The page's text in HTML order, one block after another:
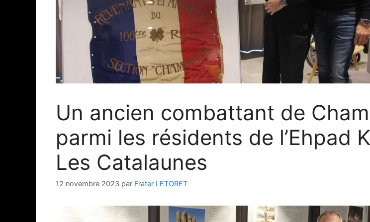
Un ancien combattant de
parmi les résidents de l’Ehpad
Les Catalaunes
12 novembre 2023 par Frater LETORET